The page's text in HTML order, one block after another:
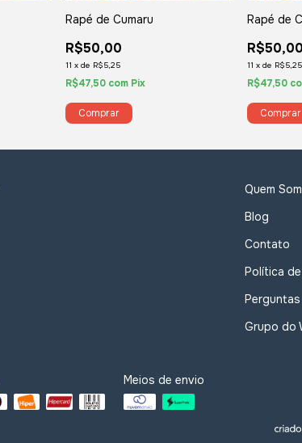
Rapé de Cumaru
R$50,00
11 x de R$5,25
R$47,50 com Pix
Rapé de
R$50,00
11 x de R$5,25
R$47,50
Quem
Blog
Contato
Política
Grupo do
Meios de envio